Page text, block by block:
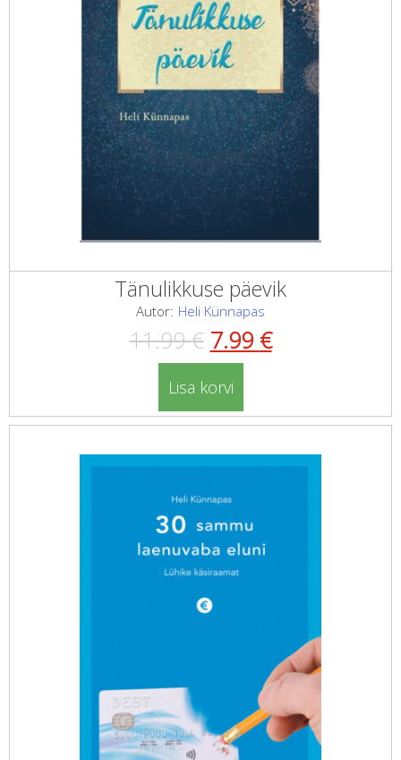
Tänulikkuse päevik
Autor: Heli Künnapas
11.99€ Algne
hind
oli:
11.99 €.
7.99 €Current
is:
7.99 €.
Lisa korvi